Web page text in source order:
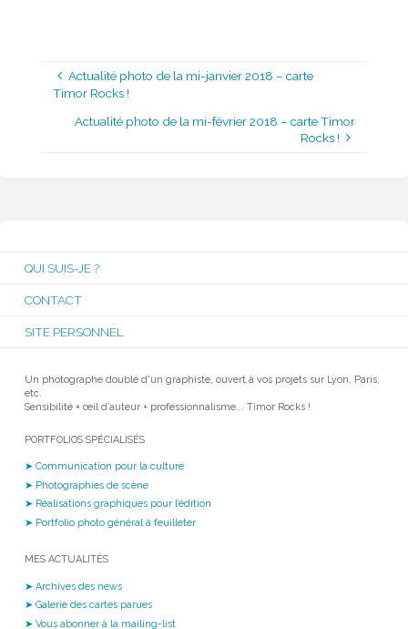
Actualité photo de la mi-janvier 2018 – carte
Timor Rocks !
Actualité photo de la mi-février 2018 – carte Timor
Rocks !
QUI SUIS-JE ?
CONTACT
SITE PERSONNEL
Un photographe doublé d'un graphiste, ouvert à vos projets sur Lyon, Paris,
etc.
Sensibilité + œil d’auteur + professionnalisme... Timor Rocks !
PORTFOLIOS SPÉCIALISÉS
➤ Communication pour la culture
➤ Photographies de scène
➤ Réalisations graphiques pour l’édition
➤ Portfolio photo général à feuilleter
MES ACTUALITÉS
➤ Archives des news
➤ Galerie des cartes parues
➤ Vous abonner à la mailing-list